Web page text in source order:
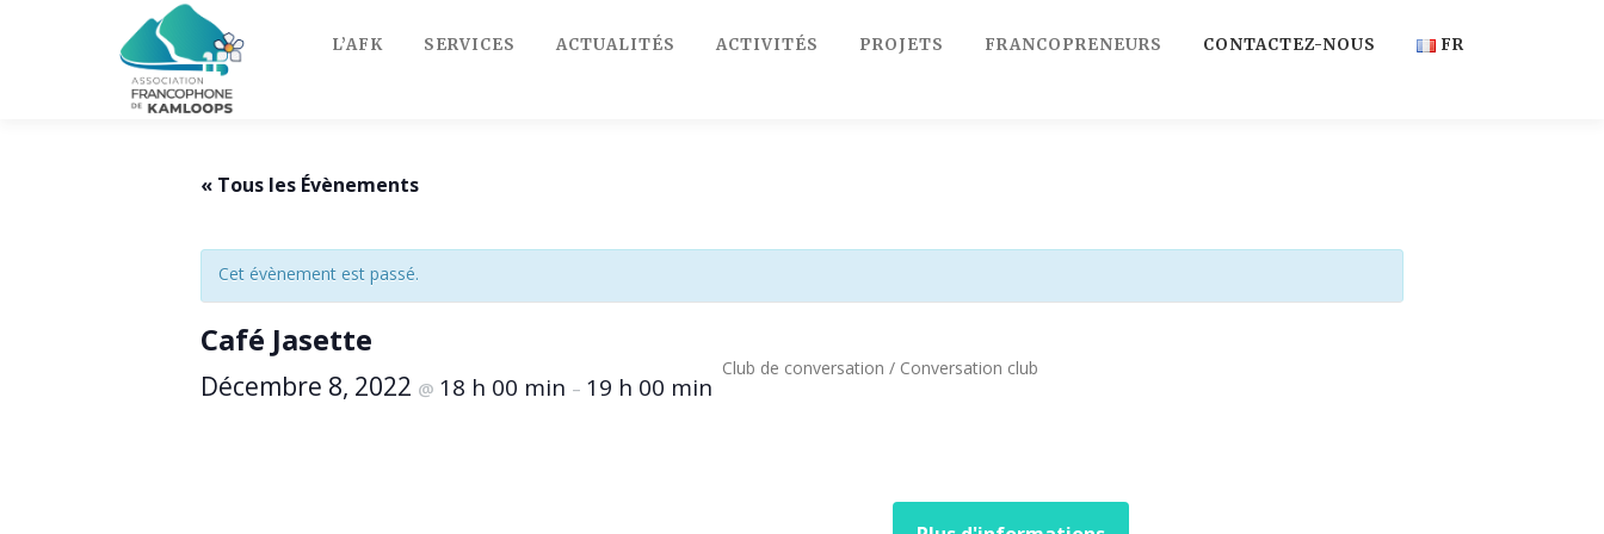
L’AFK SERVICES ACTUALITÉS ACTIVITÉS PROJETS FRANCOPRENEURS CONTACTEZ-NOUS FR
« Tous les Évènements
Cet évènement est passé.
Café Jasette
Décembre 8, 2022 @ 18 h 00 min – 19 h 00 min
Club de conversation / Conversation club